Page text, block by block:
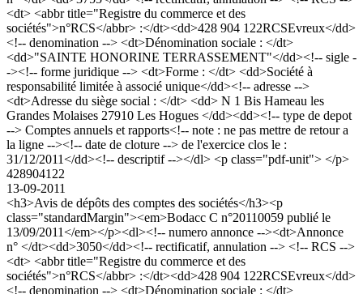
<dt> <abbr title="Registre du commerce et des
sociétés">n°RCS</abbr> :</dt><dd>428 904 122RCSEvreux</dd>
<!-- denomination --> <dt>Dénomination sociale : </dt>
<dd>"SAINTE HONORINE TERRASSEMENT"</dd><!-- sigle -
-><!-- forme juridique --> <dt>Forme : </dt> <dd>Société à
responsabilité limitée à associé unique</dd><!-- adresse -->
<dt>Adresse du siège social : </dt> <dd> N 1 Bis Hameau les
Grandes Molaises 27910 Les Hogues </dd><dd><!-- type de depot
--> Comptes annuels et rapports<!-- note : ne pas mettre de retour a
la ligne --><!-- date de cloture --> de l'exercice clos le :
31/12/2011</dd><!-- descriptif --></dl> <p class="pdf-unit"> </p>
428904122
13-09-2011
<h3>Avis de dépôts des comptes des sociétés</h3><p
class="standardMargin"><em>Bodacc C n°20110059 publié le
13/09/2011</em></p><dl><!-- numero annonce --><dt>Annonce
n° </dt><dd>3050</dd><!-- rectificatif, annulation --> <!-- RCS -->
<dt> <abbr title="Registre du commerce et des
sociétés">n°RCS</abbr> :</dt><dd>428 904 122RCSEvreux</dd>
<!-- denomination --> <dt>Dénomination sociale : </dt>